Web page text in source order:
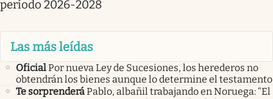
período 2026-2028
Las más leídas
OficialPor nueva Ley de Sucesiones, los herederos no
obtendrán los bienes aunque lo determine el testamento
Te sorprenderáPablo, albañil trabajando en Noruega: “El